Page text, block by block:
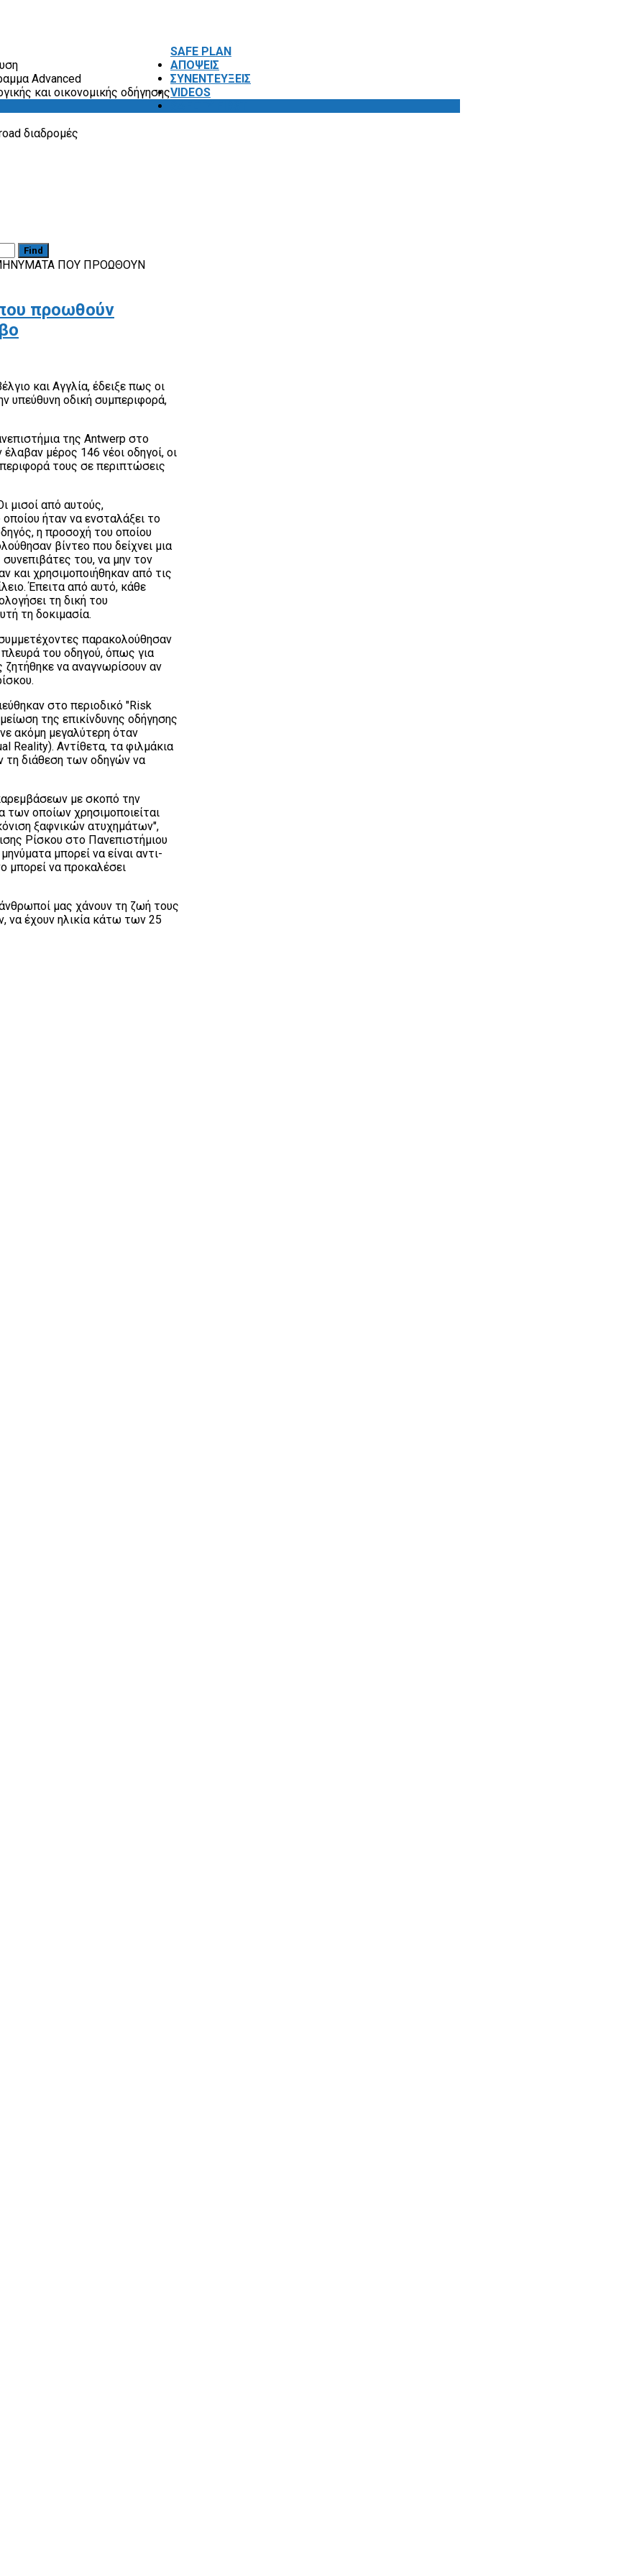
SAFE PLAN
Advanced
και οικονομικής οδήγησης
διαδρομές
ΑΠΟΨΕΙΣ
ΣΥΝΕΝΤΕΥΞΕΙΣ
VIDEOS
Find
ΠΟΥ ΠΡΟΩΘΟΎΝ
προωθούν
και Αγγλία, έδειξε πως οι
υπεύθυνη οδική συμπεριφορά,
της Antwerp στο
μέρος 146 νέοι οδηγοί, οι
τους σε περιπτώσεις
μισοί από αυτούς,
ήταν να ενσταλάξει το
η προσοχή του οποίου
βίντεο που δείχνει μια
του, να μην τον
και χρησιμοποιήθηκαν από τις
Έπειτα από αυτό, κάθε
τη δική του
τη δοκιμασία.
παρακολούθησαν
του οδηγού, όπως για
να αναγνωρίσουν αν
στο περιοδικό "Risk
της επικίνδυνης οδήγησης
ακόμη μεγαλύτερη όταν
Reality). Αντίθετα, τα φιλμάκια
τη διάθεση των οδηγών να
με σκοπό την
των οποίων χρησιμοποιείται
ξαφνικών ατυχημάτων",
Ρίσκου στο Πανεπιστήμιου
μπορεί να είναι αντι-
μπορεί να προκαλέσει
μας χάνουν τη ζωή τους
να έχουν ηλικία κάτω των 25